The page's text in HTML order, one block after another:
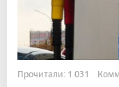
Прочитали: 1 031